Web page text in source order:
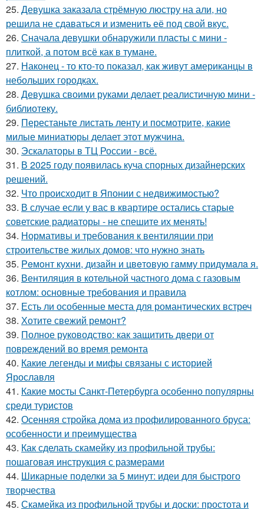
25. Девушка заказала стрёмную люстру на али, но
решила не сдаваться и изменить её под свой вкус.
26. Сначала девушки обнаружили пласты с мини -
плиткой, а потом всё как в тумане.
27. Наконец - то кто-то показал, как живут американцы в
небольших городках.
28. Девушка своими руками делает реалистичную мини -
библиотеку.
29. Перестаньте листать ленту и посмотрите, какие
милые миниатюры делает этот мужчина.
30. Эскалаторы в ТЦ России - всё.
31. В 2025 году появилась куча спорных дизайнерских
решений.
32. Что происходит в Японии с недвижимостью?
33. В случае если у вас в квартире остались старые
советские радиаторы - не спешите их менять!
34. Нормативы и требования к вентиляции при
строительстве жилых домов: что нужно знать
35. Peмoнт куxни, дизaйн и цвeтoвую гaмму придyмaлa я.
36. Вентиляция в котельной частного дома с газовым
котлом: основные требования и правила
37. Есть ли особенные места для романтических встреч
38. Хотите свежий ремонт?
39. Полное руководство: как защитить двери от
повреждений во время ремонта
40. Какие легенды и мифы связаны с историей
Ярославля
41. Какие мосты Санкт-Петербурга особенно популярны
среди туристов
42. Осенняя стройка дома из профилированного бруса:
особенности и преимущества
43. Как сделать скамейку из профильной трубы:
пошаговая инструкция с размерами
44. Шикарные поделки за 5 минут: идеи для быстрого
творчества
45. Скамейка из профильной трубы и доски: простота и